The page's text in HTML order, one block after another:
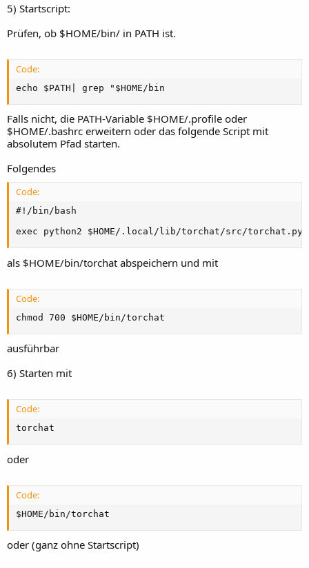
5) Startscript:
Prüfen, ob $HOME/bin/ in PATH ist.
Code:
echo $PATH| grep "$HOME/bin
Falls nicht, die PATH-Variable $HOME/.profile oder
$HOME/.bashrc erweitern oder das folgende Script mit
absolutem Pfad starten.
Folgendes
Code:
#!/bin/bash
exec python2 $HOME/.local/lib/torchat/src/torchat.py
als $HOME/bin/torchat abspeichern und mit
Code:
chmod 700 $HOME/bin/torchat
ausführbar
6) Starten mit
Code:
torchat
oder
Code:
$HOME/bin/torchat
oder (ganz ohne Startscript)